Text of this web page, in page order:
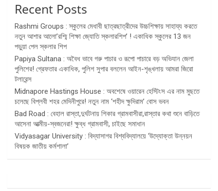
Recent Posts
Rashmi Groups : স্কুলের মেধাবী ছাত্রছাত্রীদের উচ্চশিক্ষায় সাহায্য করতে
নতুন আশার আলো’রশ্মি শিক্ষা জ্যোতি স্কলারশিপ’ ! একাধিক স্কুলের 13 জন
পড়ুয়া পেল স্কলার শিপ
Papiya Sultana : অবৈধ ভাবে গরু পাচার ও রূপো পাচারে বড় অভিযান জেলা
পুলিশের! গ্রেফতার একাধিক, পুলিশ সুপার বললেন আইন-শৃঙ্খলায় আমরা জিরো
টলারেন্স
Midnapore Hastings House : অবশেষে ওয়ারেন হেস্টিংস এর নাম মুছতে
চলেছে বিপ্লবী শহর মেদিনীপুরে! নতুন নাম ‘শহীদ ক্ষুদিরাম’ বোস ভবন
Bad Road : বেহাল রাস্তা,দুর্ঘটনায় শিকার গ্রামবাসীরা,রাস্তার কথা শুনে বাড়িতে
আসেনা আত্মীয়-স্বজনেরা! ক্ষুব্ধ গ্রামবাসী, চাইছে সমাধান
Vidyasagar University : বিদ্যাসাগর বিশ্ববিদ্যালয়ে ‘উদ্যোক্তা উন্নয়ন
বিষয়ক জাতীয় কর্মশালা’